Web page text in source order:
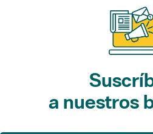
a nuestros